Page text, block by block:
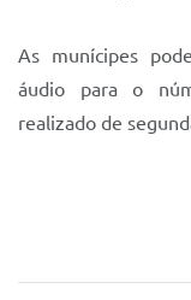
As munícipes
áudio para o
realizado de